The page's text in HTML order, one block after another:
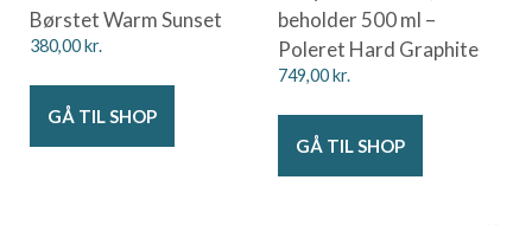
Børstet Warm Sunset
380,00kr.
GÅ TIL SHOP
beholder 500 ml –
Poleret Hard Graphite
749,00kr.
GÅ TIL SHOP